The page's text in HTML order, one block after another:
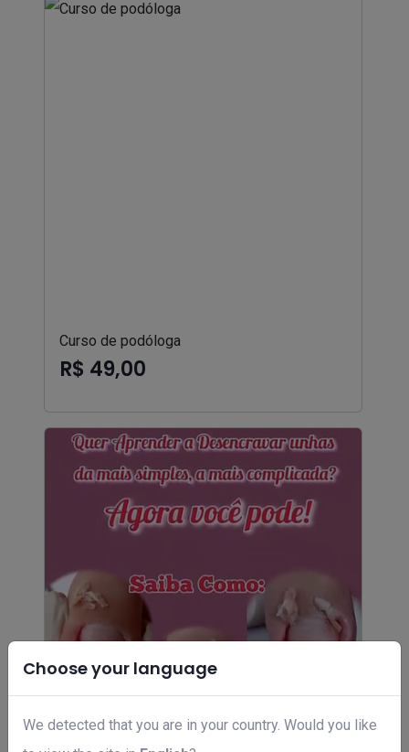
Choose your language
We detected that you are in your country. Would you like
Curso de podóloga
R$ 49,00